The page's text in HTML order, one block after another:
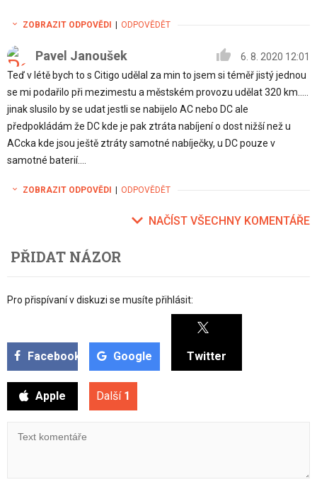
ZOBRAZIT ODPOVĚDI ODPOVĚDĚT
Pavel Janoušek
6. 8. 2020 12:01
Teď v létě bych to s Citigo udělal za min to jsem si téměř jistý jednou
se mi podařilo při mezimestu a městském provozu udělat 320 km.....
jinak slusilo by se udat jestli se nabijelo AC nebo DC ale
předpokládám že DC kde je pak ztráta nabíjení o dost nižší než u
ACcka kde jsou ještě ztráty samotné nabíječky, u DC pouze v
samotné baterií....
ZOBRAZIT ODPOVĚDI ODPOVĚDĚT
NAČÍST VŠECHNY KOMENTÁŘE
PŘIDAT NÁZOR
Pro přispívaní v diskuzi se musíte přihlásit:
Facebook Google Twitter
Apple Další 1